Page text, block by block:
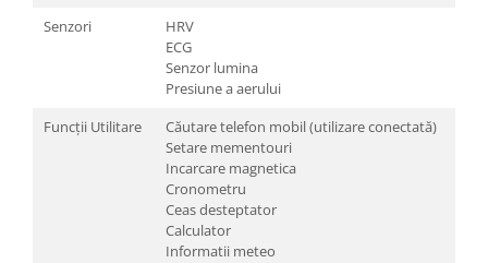
Senzori
HRV
ECG
Senzor lumina
Presiune a aerului
Funcții Utilitare
Căutare telefon mobil (utilizare conectată)
Setare mementouri
Incarcare magnetica
Cronometru
Ceas desteptator
Calculator
Informatii meteo